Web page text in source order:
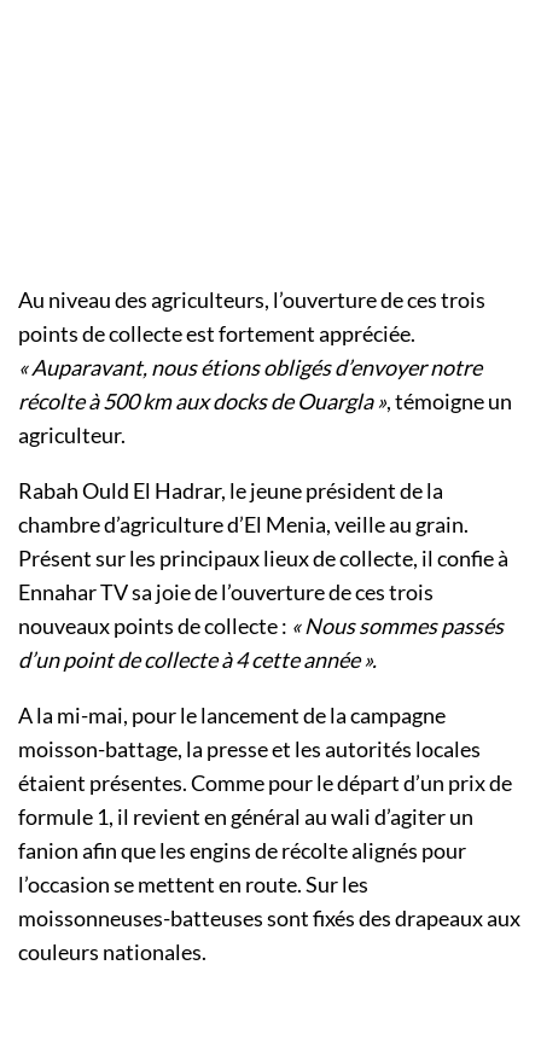
Au niveau des agriculteurs, l’ouverture de ces trois
points de collecte est fortement appréciée.
« Auparavant, nous étions obligés d’envoyer notre
récolte à 500 km aux docks de Ouargla », témoigne un
agriculteur.
Rabah Ould El Hadrar, le jeune président de la
chambre d’agriculture d’El Menia, veille au grain.
Présent sur les principaux lieux de collecte, il confie à
Ennahar TV sa joie de l’ouverture de ces trois
nouveaux points de collecte : « Nous sommes passés
d’un point de collecte à 4 cette année ».
A la mi-mai, pour le lancement de la campagne
moisson-battage, la presse et les autorités locales
étaient présentes. Comme pour le départ d’un prix de
formule 1, il revient en général au wali d’agiter un
fanion afin que les engins de récolte alignés pour
l’occasion se mettent en route. Sur les
moissonneuses-batteuses sont fixés des drapeaux aux
couleurs nationales.